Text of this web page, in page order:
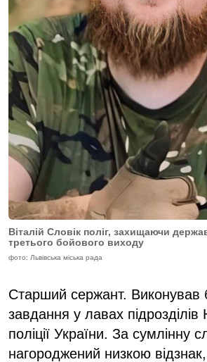
Віталій Словік поліг, захищаючи
третього бойового виходу
фото: Львівська міська рада
Старший сержант. Виконував
завдання у лавах підрозділів
поліції України. За сумлінну
нагороджений низкою